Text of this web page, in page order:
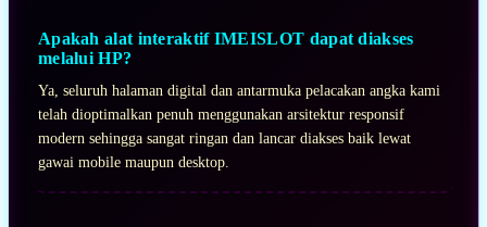
Apakah alat interaktif IMEISLOT dapat diakses
melalui HP?
Ya, seluruh halaman digital dan antarmuka pelacakan angka kami
telah dioptimalkan penuh menggunakan arsitektur responsif
modern sehingga sangat ringan dan lancar diakses baik lewat
gawai mobile maupun desktop.